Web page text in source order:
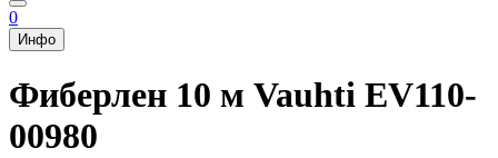
0
Инфо
Фиберлен 10 м Vauhti EV110-
00980